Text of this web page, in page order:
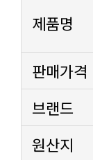
제품명
판매가격
브랜드
원산지